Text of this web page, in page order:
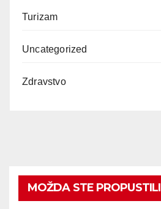
Turizam
Uncategorized
Zdravstvo
MOŽDA STE PROPUSTILI